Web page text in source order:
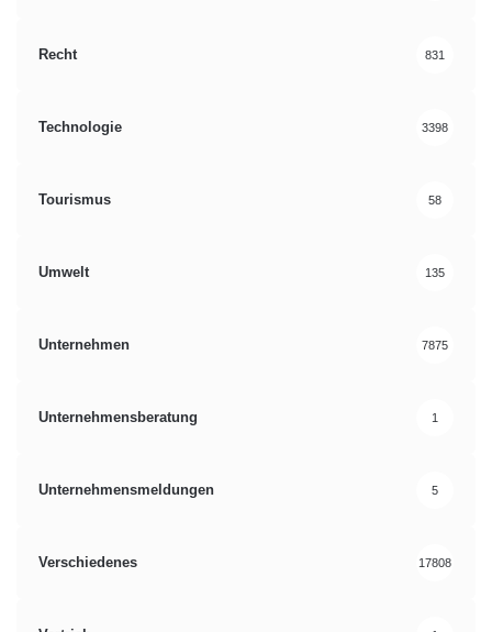
Recht 831
Technologie 3398
Tourismus 58
Umwelt 135
Unternehmen 7875
Unternehmensberatung 1
Unternehmensmeldungen 5
Verschiedenes 17808